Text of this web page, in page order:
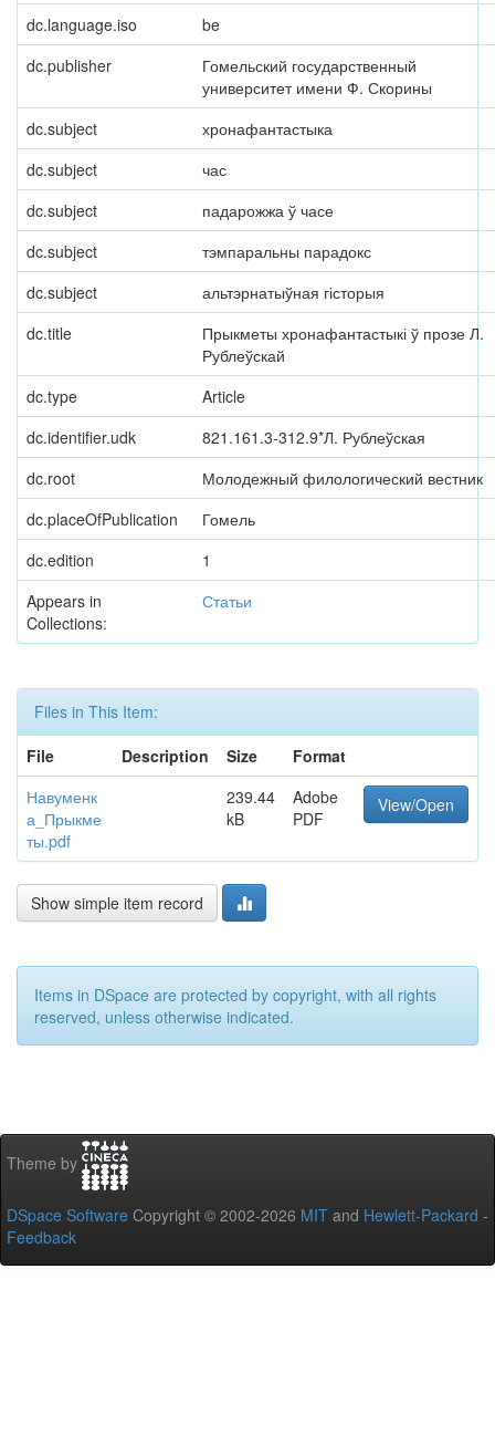
dc.language.iso
be
dc.publisher
Гомельский государственный
университет имени Ф. Скорины
dc.subject
хронафантастыка
dc.subject
час
dc.subject
падарожжа ў часе
dc.subject
тэмпаральны парадокс
dc.subject
альтэрнатыўная гісторыя
dc.title
Прыкметы хронафантастыкі ў прозе Л.
Рублеўскай
dc.type
Article
dc.identifier.udk
821.161.3-312.9*Л. Рублеўская
dc.root
Молодежный филологический вестник
dc.placeOfPublication
Гомель
dc.edition
1
Appears in
Collections:
Статьи
Files in This Item:
File
Description Size
Format
Навуменк
а_Прыкме
ты.pdf
239.44
kB
Adobe
PDF
View/Open
Show simple item record
Items in DSpace are protected by copyright, with all rights
reserved, unless otherwise indicated.
Theme by
DSpace Software Copyright © 2002-2026 MIT and Hewlett-Packard -
Feedback